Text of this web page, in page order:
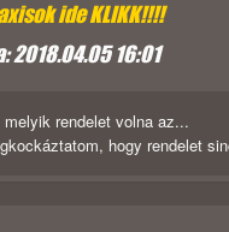
ide KLIKK!!!!
2018.04.05 16:01
melyik rendelet volna az...
hogy rendelet